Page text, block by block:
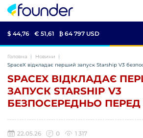
$ 44,76 € 51,61 ₿ 64 797 USD
Головна
Новини
SpaceX відкладає перший запуск Starship V3
SPACEX ВІДКЛАДАЄ
ЗАПУСК STARSHIP V3
БЕЗПОСЕРЕДНЬО
22.05.26 0
1 317